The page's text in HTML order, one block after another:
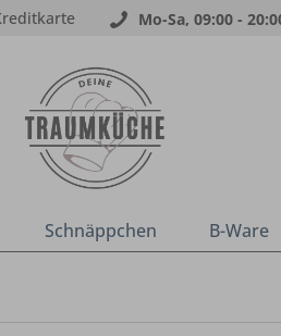
Mo-Sa, 09:00 -
Schnäppchen B-Ware